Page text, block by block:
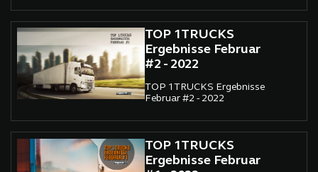
TOP 1TRUCKS
Ergebnisse Februar
#2 - 2022
TOP 1TRUCKS Ergebnisse
Februar #2 - 2022
TOP 1TRUCKS
Ergebnisse Februar